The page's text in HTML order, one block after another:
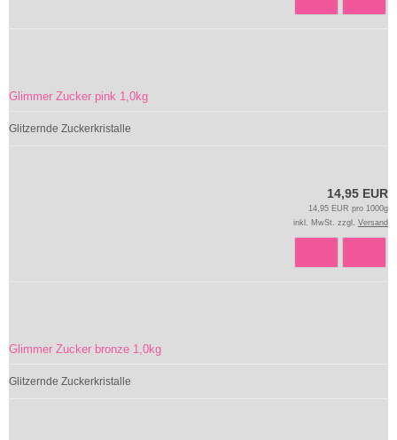
Glimmer Zucker pink 1,0kg
Glitzernde Zuckerkristalle
14,95 EUR
14,95 EUR pro 1000g
inkl. MwSt. zzgl. Versand
Glimmer Zucker bronze 1,0kg
Glitzernde Zuckerkristalle